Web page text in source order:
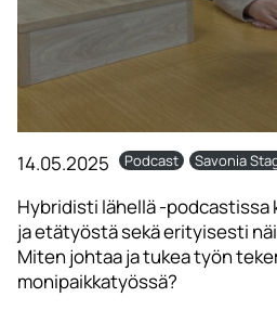
14.05.2025 Podcast Savonia
Hybridisti lähellä -
ja etätyöstä sekä erityisesti
Miten johtaa ja tukea työn
monipaikkatyössä?